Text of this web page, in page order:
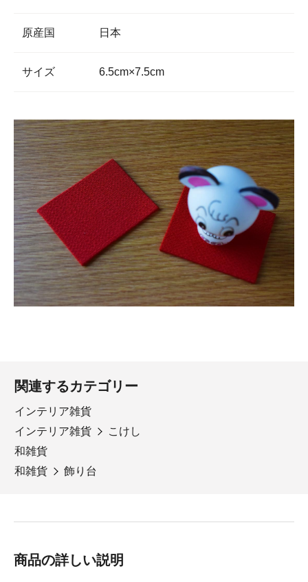
原産国 日本
サイズ 6.5cm×7.5cm
関連するカテゴリー
インテリア雑貨
インテリア雑貨
こけし
和雑貨
和雑貨
飾り台
商品の詳しい説明